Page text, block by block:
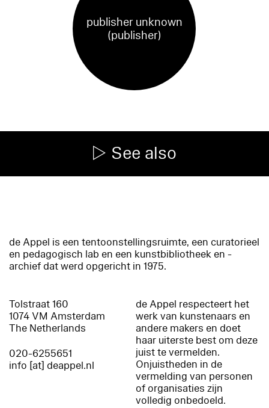
publisher unknown
(publisher)
See also
de Appel is een tentoonstellingsruimte, een curatorieel
en pedagogisch lab en een kunstbibliotheek en -
archief dat werd opgericht in 1975.
Tolstraat 160
1074 VM Amsterdam
The Netherlands
020-6255651
info [at] deappel.nl
de Appel respecteert het
werk van kunstenaars en
andere makers en doet
haar uiterste best om deze
juist te vermelden.
Onjuistheden in de
vermelding van personen
of organisaties zijn
volledig onbedoeld.